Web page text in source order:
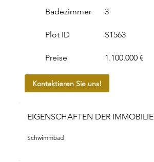
Badezimmer 3
Plot ID
Preise
S1563
1.100.000 €
Kontaktieren Sie uns!
EIGENSCHAFTEN DER IMMOBILIE
Schwimmbad